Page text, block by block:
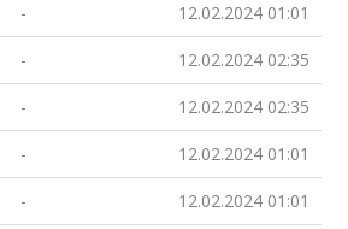
- 12.02.2024 01:01
- 12.02.2024 02:35
- 12.02.2024 02:35
- 12.02.2024 01:01
- 12.02.2024 01:01